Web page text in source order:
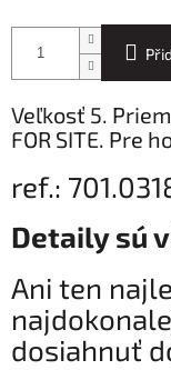
Veľkosť 5.
FOR SITE. Pre
ref.:
Detaily sú
Ani ten
dosiahnuť